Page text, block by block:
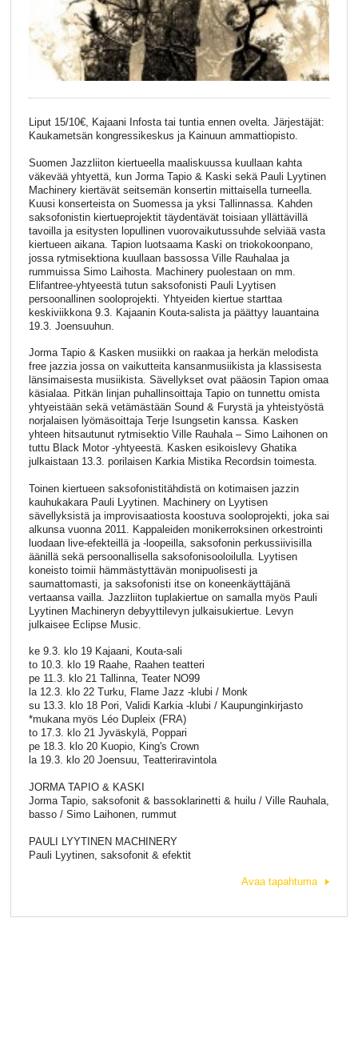
Liput 15/10€, Kajaani Infosta tai tuntia ennen ovelta. Järjestäjät:
Kaukametsän kongressikeskus ja Kainuun ammattiopisto.
Suomen Jazzliiton kiertueella maaliskuussa kuullaan kahta
väkevää yhtyettä, kun Jorma Tapio & Kaski sekä Pauli Lyytinen
Machinery kiertävät seitsemän konsertin mittaisella turneella.
Kuusi konserteista on Suomessa ja yksi Tallinnassa. Kahden
saksofonistin kiertueprojektit täydentävät toisiaan yllättävillä
tavoilla ja esitysten lopullinen vuorovaikutussuhde selviää vasta
kiertueen aikana. Tapion luotsaama Kaski on triokokoonpano,
jossa rytmisektiona kuullaan bassossa Ville Rauhalaa ja
rummuissa Simo Laihosta. Machinery puolestaan on mm.
Elifantree-yhtyeestä tutun saksofonisti Pauli Lyytisen
persoonallinen sooloprojekti. Yhtyeiden kiertue starttaa
keskiviikkona 9.3. Kajaanin Kouta-salista ja päättyy lauantaina
19.3. Joensuuhun.
Jorma Tapio & Kasken musiikki on raakaa ja herkän melodista
free jazzia jossa on vaikutteita kansanmusiikista ja klassisesta
länsimaisesta musiikista. Sävellykset ovat pääosin Tapion omaa
käsialaa. Pitkän linjan puhallinsoittaja Tapio on tunnettu omista
yhtyeistään sekä vetämästään Sound & Furystä ja yhteistyöstä
norjalaisen lyömäsoittaja Terje Isungsetin kanssa. Kasken
yhteen hitsautunut rytmisektio Ville Rauhala – Simo Laihonen on
tuttu Black Motor -yhtyeestä. Kasken esikoislevy Ghatika
julkaistaan 13.3. porilaisen Karkia Mistika Recordsin toimesta.
Toinen kiertueen saksofonistitähdistä on kotimaisen jazzin
kauhukakara Pauli Lyytinen. Machinery on Lyytisen
sävellyksistä ja improvisaatiosta koostuva sooloprojekti, joka sai
alkunsa vuonna 2011. Kappaleiden monikerroksinen orkestrointi
luodaan live-efekteillä ja -loopeilla, saksofonin perkussiivisilla
äänillä sekä persoonallisella saksofonisooloilulla. Lyytisen
koneisto toimii hämmästyttävän monipuolisesti ja
saumattomasti, ja saksofonisti itse on koneenkäyttäjänä
vertaansa vailla. Jazzliiton tuplakiertue on samalla myös Pauli
Lyytinen Machineryn debyyttilevyn julkaisukiertue. Levyn
julkaisee Eclipse Music.
ke 9.3. klo 19 Kajaani, Kouta-sali
to 10.3. klo 19 Raahe, Raahen teatteri
pe 11.3. klo 21 Tallinna, Teater NO99
la 12.3. klo 22 Turku, Flame Jazz -klubi / Monk
su 13.3. klo 18 Pori, Validi Karkia -klubi / Kaupunginkirjasto
*mukana myös Léo Dupleix (FRA)
to 17.3. klo 21 Jyväskylä, Poppari
pe 18.3. klo 20 Kuopio, King's Crown
la 19.3. klo 20 Joensuu, Teatteriravintola
JORMA TAPIO & KASKI
Jorma Tapio, saksofonit & bassoklarinetti & huilu / Ville Rauhala,
basso / Simo Laihonen, rummut
PAULI LYYTINEN MACHINERY
Pauli Lyytinen, saksofonit & efektit
Avaa tapahtuma